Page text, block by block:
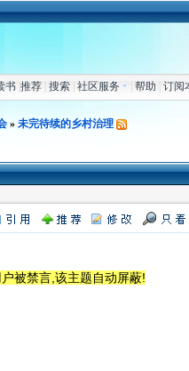
书| 推荐| 搜索| 社区服务 帮助 订阅
» 未完待续的乡村治理
户被禁言,该主题自动屏蔽!